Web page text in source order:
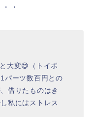
・
大変😅（トイボ
パーツ数百円との
借りたものはき
私にはストレス